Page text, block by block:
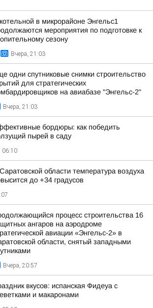
в микрорайоне Энгельс1
мероприятия по подготовке к
сезону
Вчера, 21:03
одни спутниковые снимки строительство
для стратегических
на авиабазе "Энгельс-2"
Вчера, 21:03
бордюры: как победить
пырей в саду
06:10
области температура воздуха
до +34 градусов
процесс строительства 16
ангаров на аэродроме
авиации «Энгельс-2» в
области, снятый западными
Вчера, 20:57
вкусов: испанская Фидеуа с
и макаронами